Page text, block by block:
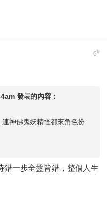
6#
發表的內容：
神佛鬼妖精怪都來角色扮
錯一步全盤皆錯，整個人生